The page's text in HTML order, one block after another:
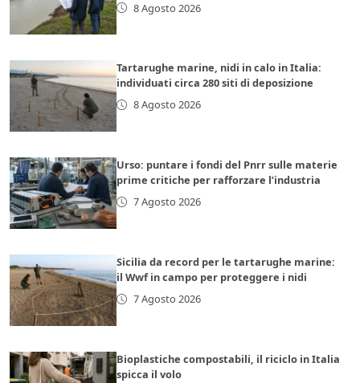
8 Agosto 2026
Tartarughe marine, nidi in calo in Italia:
individuati circa 280 siti di deposizione
8 Agosto 2026
Urso: puntare i fondi del Pnrr sulle materie
prime critiche per rafforzare l’industria
7 Agosto 2026
Sicilia da record per le tartarughe marine:
il Wwf in campo per proteggere i nidi
7 Agosto 2026
Bioplastiche compostabili, il riciclo in Italia
spicca il volo